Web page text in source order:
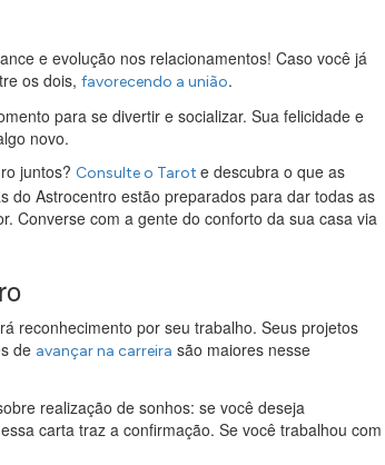
e evolução nos relacionamentos! Caso você já
os dois, favorecendo a união.
para se divertir e socializar. Sua felicidade e
novo.
juntos? Consulte o Tarot e descubra o que as
do Astrocentro estão preparados para dar todas as
Converse com a gente do conforto da sua casa via
reconhecimento por seu trabalho. Seus projetos
de avançar na carreira são maiores nesse
realização de sonhos: se você deseja
carta traz a confirmação. Se você trabalhou com